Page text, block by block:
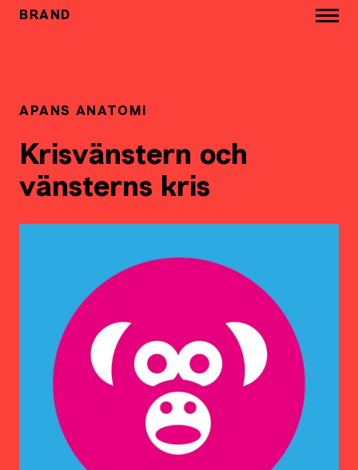
BRAND
APANS ANATOMI
Krisvänstern och
vänsterns kris